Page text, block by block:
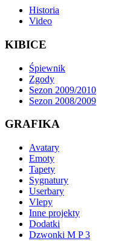
Historia
Video
KIBICE
Śpiewnik
Zgody
Sezon 2009/2010
Sezon 2008/2009
GRAFIKA
Avatary
Emoty
Tapety
Sygnatury
Userbary
Vlepy
Inne projekty
Dodatki
Dzwonki M P 3